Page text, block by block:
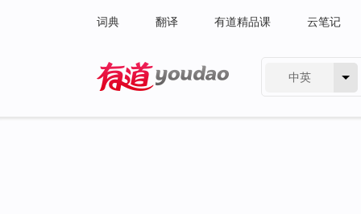
词典 翻译 有道精品课 云笔记
中英